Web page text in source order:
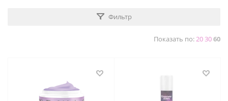
Фильтр
Показать по:203060